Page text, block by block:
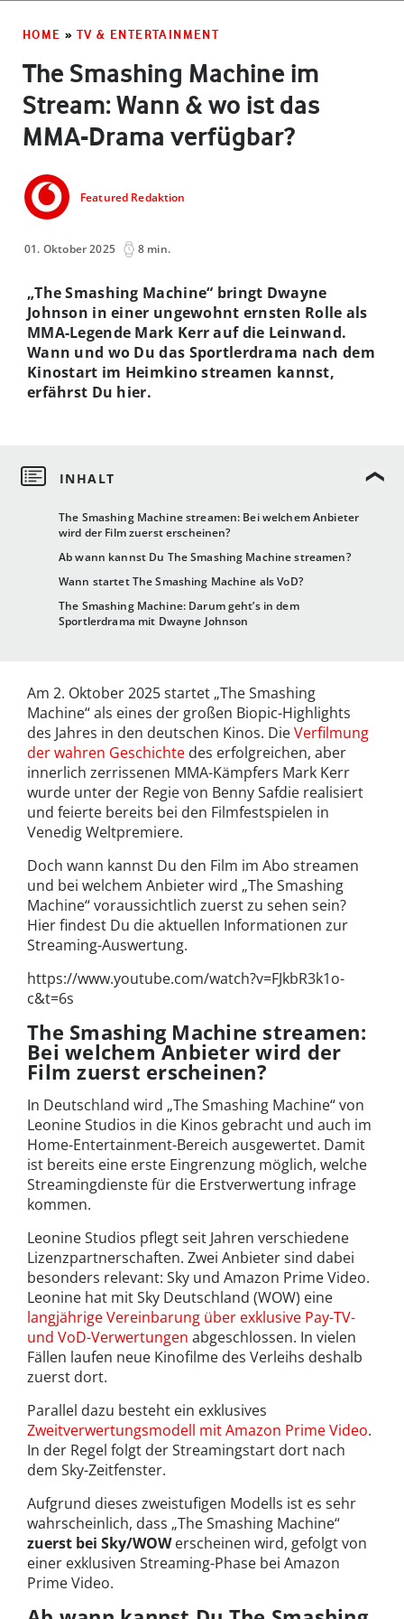
HOME » TV & ENTERTAINMENT
The Smashing Machine im
Stream: Wann & wo ist das
MMA-Drama verfügbar?
Featured Redaktion
01. Oktober 2025 8 min.
The Smashing Machine streamen: Bei welchem Anbieter
wird der Film zuerst erscheinen?
Ab wann kannst Du The Smashing Machine streamen?
Wann startet The Smashing Machine als VoD?
The Smashing Machine: Darum geht’s in dem
Sportlerdrama mit Dwayne Johnson
„The Smashing Machine“ bringt Dwayne
Johnson in einer ungewohnt ernsten Rolle als
MMA-Legende Mark Kerr auf die Leinwand.
Wann und wo Du das Sportlerdrama nach dem
Kinostart im Heimkino streamen kannst,
erfährst Du hier.
Am 2. Oktober 2025 startet „The Smashing
Machine“ als eines der großen Biopic-Highlights
des Jahres in den deutschen Kinos. DieVerfilmung
der wahren Geschichte des erfolgreichen, aber
innerlich zerrissenen MMA-Kämpfers Mark Kerr
wurde unter der Regie von Benny Safdie realisiert
und feierte bereits bei den Filmfestspielen in
Venedig Weltpremiere.
Doch wann kannst Du den Film im Abo streamen
und bei welchem Anbieter wird „The Smashing
Machine“ voraussichtlich zuerst zu sehen sein?
Hier findest Du die aktuellen Informationen zur
Streaming-Auswertung.
https://www.youtube.com/watch?v=FJkbR3k1o-
c&t=6s
The Smashing Machine streamen:
Bei welchem Anbieter wird der
Film zuerst erscheinen?
In Deutschland wird „The Smashing Machine“ von
Leonine Studios in die Kinos gebracht und auch im
Home-Entertainment-Bereich ausgewertet. Damit
ist bereits eine erste Eingrenzung möglich, welche
Streamingdienste für die Erstverwertung infrage
kommen.
Leonine Studios pflegt seit Jahren verschiedene
Lizenzpartnerschaften. Zwei Anbieter sind dabei
besonders relevant: Sky und Amazon Prime Video.
Leonine hat mit Sky Deutschland (WOW) eine
langjährige Vereinbarung über exklusive Pay-TV-
und VoD-Verwertungen abgeschlossen. In vielen
Fällen laufen neue Kinofilme des Verleihs deshalb
zuerst dort.
Parallel dazu besteht ein exklusives
Zweitverwertungsmodell mit Amazon Prime Video.
In der Regel folgt der Streamingstart dort nach
dem Sky-Zeitfenster.
Aufgrund dieses zweistufigen Modells ist es sehr
wahrscheinlich, dass „The Smashing Machine“
zuerst bei Sky/WOWerscheinen wird, gefolgt von
einer exklusiven Streaming-Phase bei Amazon
Prime Video.